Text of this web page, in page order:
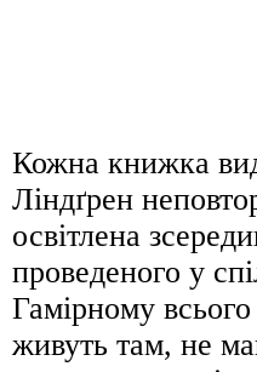
Кожна книжка
Ліндґрен
освітлена
проведеного у
Гамірному
живуть там, не